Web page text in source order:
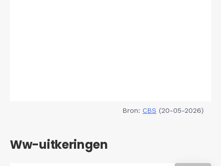
Bron: CBS (20-05-2026)
Ww-uitkeringen